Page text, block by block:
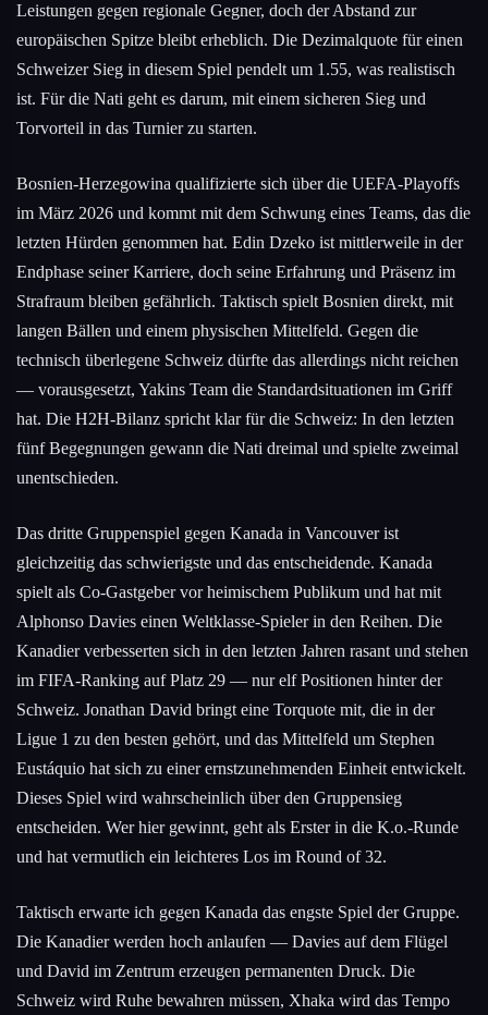
Leistungen gegen regionale Gegner, doch der Abstand zur
europäischen Spitze bleibt erheblich. Die Dezimalquote für einen
Schweizer Sieg in diesem Spiel pendelt um 1.55, was realistisch
ist. Für die Nati geht es darum, mit einem sicheren Sieg und
Torvorteil in das Turnier zu starten.
Bosnien-Herzegowina qualifizierte sich über die UEFA-Playoffs
im März 2026 und kommt mit dem Schwung eines Teams, das die
letzten Hürden genommen hat. Edin Dzeko ist mittlerweile in der
Endphase seiner Karriere, doch seine Erfahrung und Präsenz im
Strafraum bleiben gefährlich. Taktisch spielt Bosnien direkt, mit
langen Bällen und einem physischen Mittelfeld. Gegen die
technisch überlegene Schweiz dürfte das allerdings nicht reichen
— vorausgesetzt, Yakins Team die Standardsituationen im Griff
hat. Die H2H-Bilanz spricht klar für die Schweiz: In den letzten
fünf Begegnungen gewann die Nati dreimal und spielte zweimal
unentschieden.
Das dritte Gruppenspiel gegen Kanada in Vancouver ist
gleichzeitig das schwierigste und das entscheidende. Kanada
spielt als Co-Gastgeber vor heimischem Publikum und hat mit
Alphonso Davies einen Weltklasse-Spieler in den Reihen. Die
Kanadier verbesserten sich in den letzten Jahren rasant und stehen
im FIFA-Ranking auf Platz 29 — nur elf Positionen hinter der
Schweiz. Jonathan David bringt eine Torquote mit, die in der
Ligue 1 zu den besten gehört, und das Mittelfeld um Stephen
Eustáquio hat sich zu einer ernstzunehmenden Einheit entwickelt.
Dieses Spiel wird wahrscheinlich über den Gruppensieg
entscheiden. Wer hier gewinnt, geht als Erster in die K.o.-Runde
und hat vermutlich ein leichteres Los im Round of 32.
Taktisch erwarte ich gegen Kanada das engste Spiel der Gruppe.
Die Kanadier werden hoch anlaufen — Davies auf dem Flügel
und David im Zentrum erzeugen permanenten Druck. Die
Schweiz wird Ruhe bewahren müssen, Xhaka wird das Tempo